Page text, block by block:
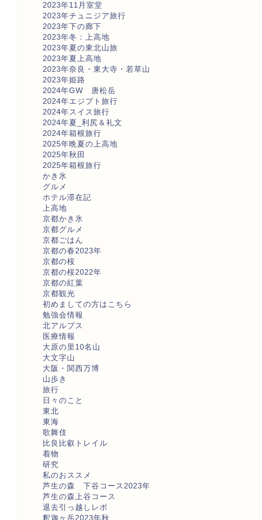
2023年11月室堂
2023年チュニジア旅行
2023年下の廊下
2023年冬：上高地
2023年夏の東北山旅
2023年夏上高地
2023年奈良・東大寺・若草山
2023年姫路
2024年GW 唐松岳
2024年エジプト旅行
2024年スイス旅行
2024年夏_利尻＆礼文
2024年箱根旅行
2025年晩夏の上高地
2025年秋田
2025年箱根旅行
かき氷
グルメ
ホテル滞在記
上高地
京都かき氷
京都グルメ
京都ごはん
京都の春2023年
京都の桜
京都の桜2022年
京都の紅葉
京都観光
初めましての方はこちら
勉強会情報
北アルプス
医療情報
大原の里10名山
大文字山
大阪・関西万博
山歩き
旅行
日々のこと
東北
東海
歌舞伎
比良比叡トレイル
着物
研究
私のおススメ
芦生の森 下谷コース2023年
芦生の森上谷コース
退去引っ越しレポ
釈迦ヶ岳2023年秋